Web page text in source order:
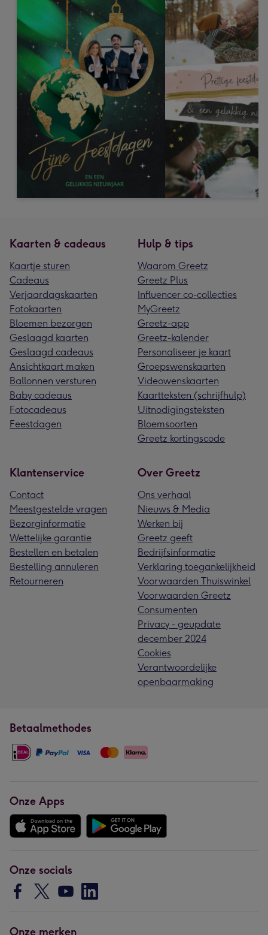
Kaarten & cadeaus
Kaartje sturen
Cadeaus
Verjaardagskaarten
Fotokaarten
Bloemen bezorgen
Geslaagd kaarten
Geslaagd cadeaus
Ansichtkaart maken
Ballonnen versturen
Baby cadeaus
Fotocadeaus
Feestdagen
Hulp & tips
Waarom Greetz
Greetz Plus
Influencer co-collecties
MyGreetz
Greetz-app
Greetz-kalender
Personaliseer je kaart
Groepswenskaarten
Videowenskaarten
Kaartteksten (schrijfhulp)
Uitnodigingsteksten
Bloemsoorten
Greetz kortingscode
Klantenservice
Contact
Meestgestelde vragen
Bezorginformatie
Wettelijke garantie
Bestellen en betalen
Bestelling annuleren
Retourneren
Over Greetz
Ons verhaal
Nieuws & Media
Werken bij
Greetz geeft
Bedrijfsinformatie
Verklaring toegankelijkheid
Voorwaarden Thuiswinkel
Voorwaarden Greetz
Consumenten
Privacy - geupdate
december 2024
Cookies
Verantwoordelijke
openbaarmaking
Betaalmethodes
Onze Apps
Onze socials
Onze merken